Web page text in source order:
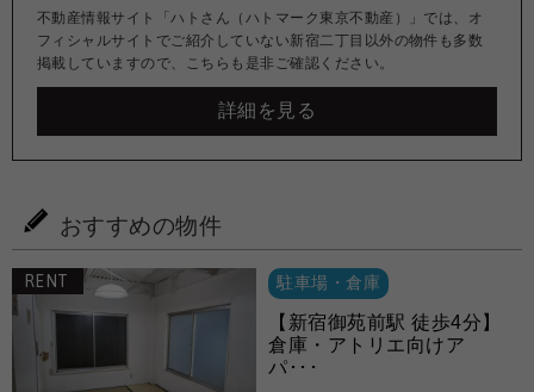
不動産情報サイト「ハトさん（ハトマーク東京不動産）」では、オ
フィシャルサイトでご紹介していない新宿二丁目以外の物件も多数
掲載していますので、こちらも是非ご確認ください。
詳細を見る
おすすめの物件
RENT 駐車場・倉庫
【新宿御苑前駅 徒歩4分】
倉庫・アトリエ向けア
パ･･･